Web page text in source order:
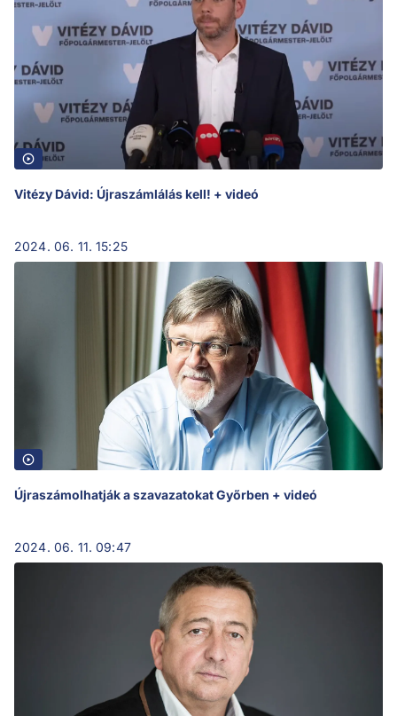
Vitézy Dávid: Újraszámlálás kell! + videó
2024. 06. 11. 15:25
Újraszámolhatják a szavazatokat Győrben + videó
2024. 06. 11. 09:47